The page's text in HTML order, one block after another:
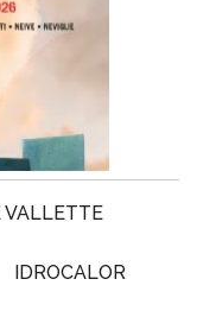
VALLETTE
IDROCALOR